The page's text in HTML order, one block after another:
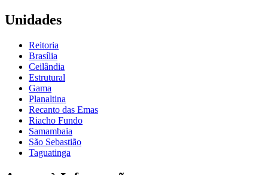
Unidades
Reitoria
Brasília
Ceilândia
Estrutural
Gama
Planaltina
Recanto das Emas
Riacho Fundo
Samambaia
São Sebastião
Taguatinga